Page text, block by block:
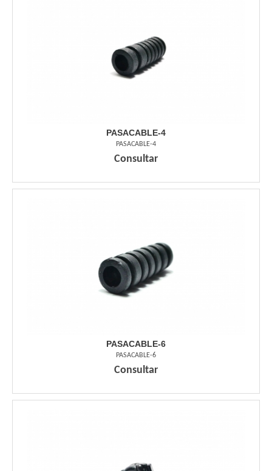
PASACABLE-4
PASACABLE-4
Consultar
PASACABLE-6
PASACABLE-6
Consultar